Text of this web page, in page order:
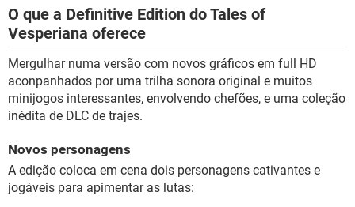
O que a Definitive Edition do Tales of
Vesperiana oferece
Mergulhar numa versão com novos gráficos em full HD
aconpanhados por uma trilha sonora original e muitos
minijogos interessantes, envolvendo chefões, e uma coleção
inédita de DLC de trajes.
Novos personagens
A edição coloca em cena dois personagens cativantes e
jogáveis para apimentar as lutas: